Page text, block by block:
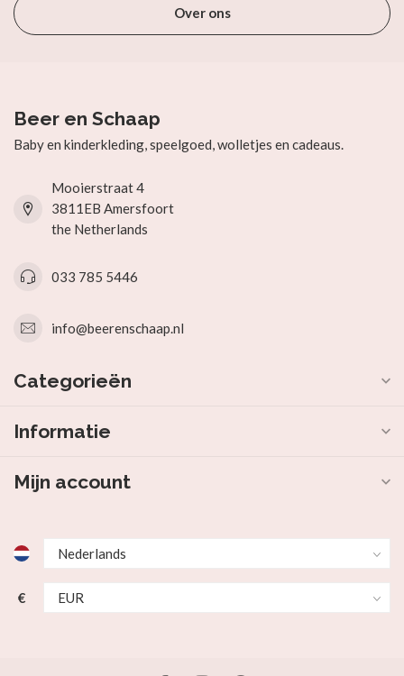
Over ons
Beer en Schaap
Baby en kinderkleding, speelgoed, wolletjes en cadeaus.
Mooierstraat 4
3811EB Amersfoort
the Netherlands
033 785 5446
info@beerenschaap.nl
Categorieën
Informatie
Mijn account
€